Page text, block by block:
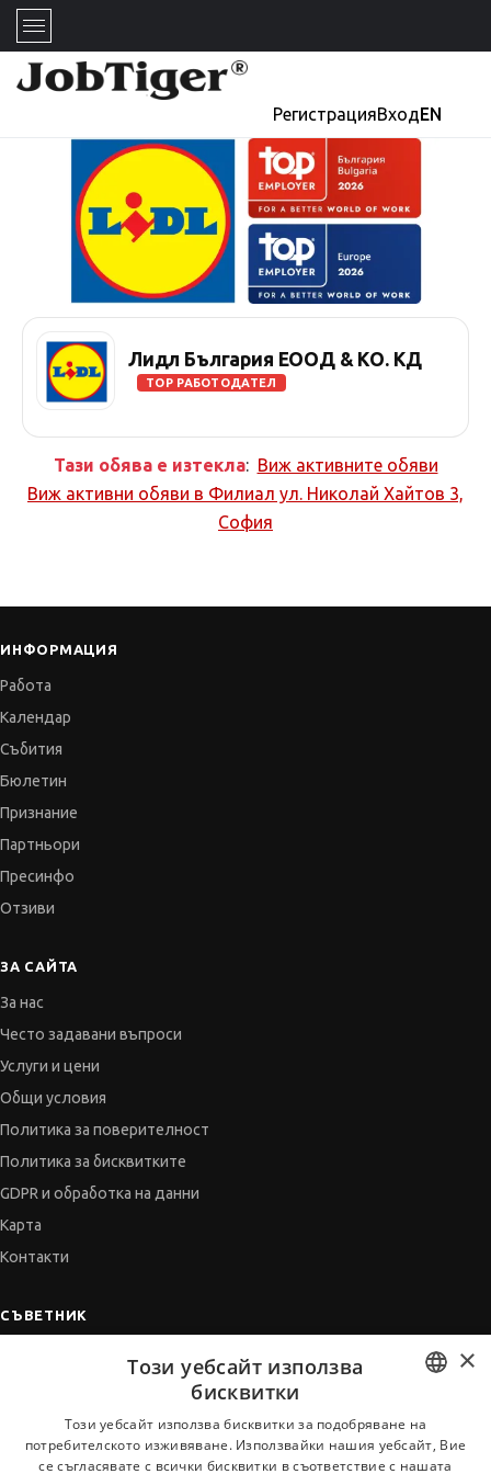
РегистрацияВходEN
Лидл България ЕООД & КО. КД
TOP РАБОТОДАТЕЛ
Тази обява е изтекла: Виж активните обяви
Виж активни обяви в Филиал ул. Николай Хайтов 3,
София
ИНФОРМАЦИЯ
Работа
Календар
Събития
Бюлетин
Признание
Партньори
Пресинфо
Отзиви
ЗА САЙТА
За нас
Често задавани въпроси
Услуги и цени
Общи условия
Политика за поверителност
Политика за бисквитките
GDPR и обработка на данни
Карта
Контакти
СЪВЕТНИК
Когато получим оферта
BULGARIAN
ENGLISH
×
Този уебсайт използва
бисквитки
Този уебсайт използва бисквитки за подобряване на
потребителското изживяване. Използвайки нашия уебсайт, Вие
се съгласявате с всички бисквитки в съответствие с нашата